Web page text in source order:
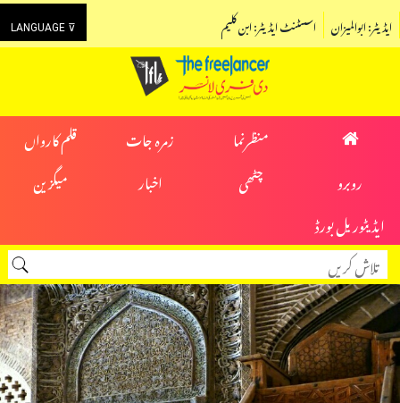
LANGUAGE ⊽ اسسٹنٹ ایڈیٹر: ابن کلیم ایڈیٹر: ابوالمیزان
منظرنما زمرہ جات
قلم کارواں
روبرو
چٹھی اخبار
میگزین
ایڈیٹوریل بورڈ